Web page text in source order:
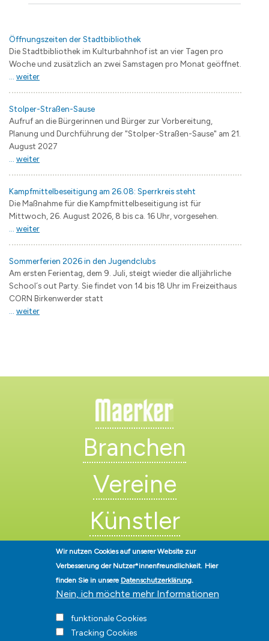
Öffnungszeiten der Stadtbibliothek
Die Stadtbibliothek im Kulturbahnhof ist an vier Tagen pro
Woche und zusätzlich an zwei Samstagen pro Monat geöffnet.
weiter
Stolper-Straßen-Sause
Aufruf an die Bürgerinnen und Bürger zur Vorbereitung,
Planung und Durchführung der "Stolper-Straßen-Sause" am 21.
August 2027
weiter
Kampfmittelbeseitigung am 26.08: Sperrkreis steht
Die Maßnahme für die Kampfmittelbeseitigung ist für
Mittwoch, 26. August 2026, 8 bis ca. 16 Uhr, vorgesehen.
weiter
Sommerferien 2026 in den Jugendclubs
Am ersten Ferientag, dem 9. Juli, steigt wieder die alljährliche
School´s out Party. Sie findet von 14 bis 18 Uhr im Freizeithaus
CORN Birkenwerder statt
weiter
Branchen
Vereine
Künstler
Neuendorf • Telefon03303-528-0• E-Mail:
Presse |Datenschutz|Barrierefreiheit
Wir nutzen Cookies auf unserer Website zur
Verbesserung der Nutzer*innenfreundlichkeit. Hier
finden Sie in unsere Datenschutzerklärung.
Nein, ich möchte mehr Informationen
funktionale Cookies
Tracking Cookies